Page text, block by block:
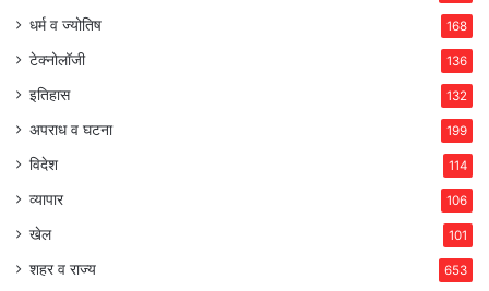
धर्म व ज्योतिष 168
टेक्नोलॉजी 136
इतिहास 132
अपराध व घटना 199
विदेश 114
व्यापार 106
खेल 101
शहर व राज्य 653